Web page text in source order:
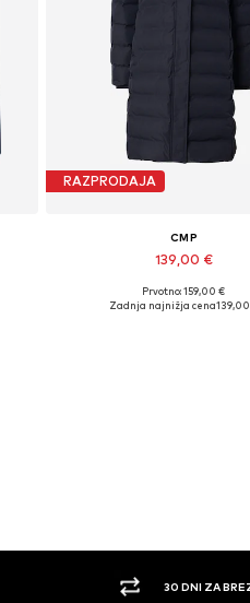
RAZPRODAJA
CMP
139,00 €
Prvotno: 159,00 €
Zadnja najnižja cena
30 DNI ZA